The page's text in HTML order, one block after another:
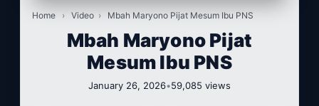
Home › Video › Mbah Maryono Pijat Mesum Ibu PNS
Mbah Maryono Pijat
Mesum Ibu PNS
January 26, 2026•59,085 views